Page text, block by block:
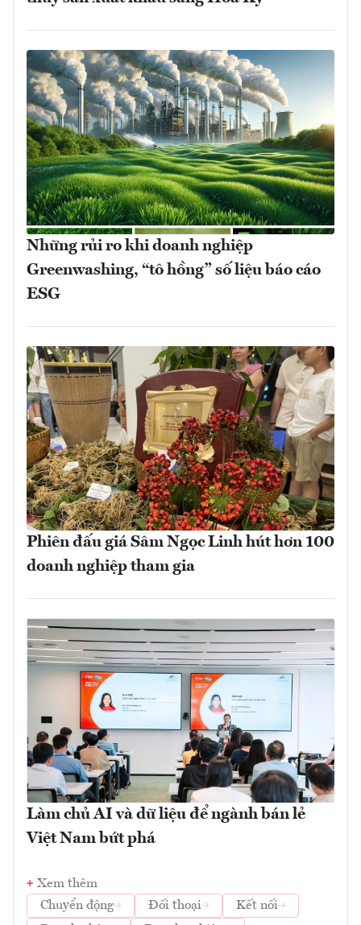
Những rủi ro khi doanh nghiệp
Greenwashing, “tô hồng” số liệu báo cáo
ESG
Phiên đấu giá Sâm Ngọc Linh hút hơn 100
doanh nghiệp tham gia
Làm chủ AI và dữ liệu để ngành bán lẻ
Việt Nam bứt phá
Xem thêm
Chuyển động
Đối thoại
Kết nối